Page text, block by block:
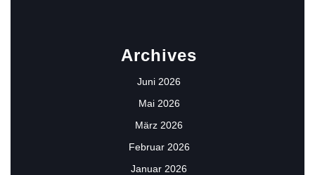
Archives
Juni 2026
Mai 2026
März 2026
Februar 2026
Januar 2026